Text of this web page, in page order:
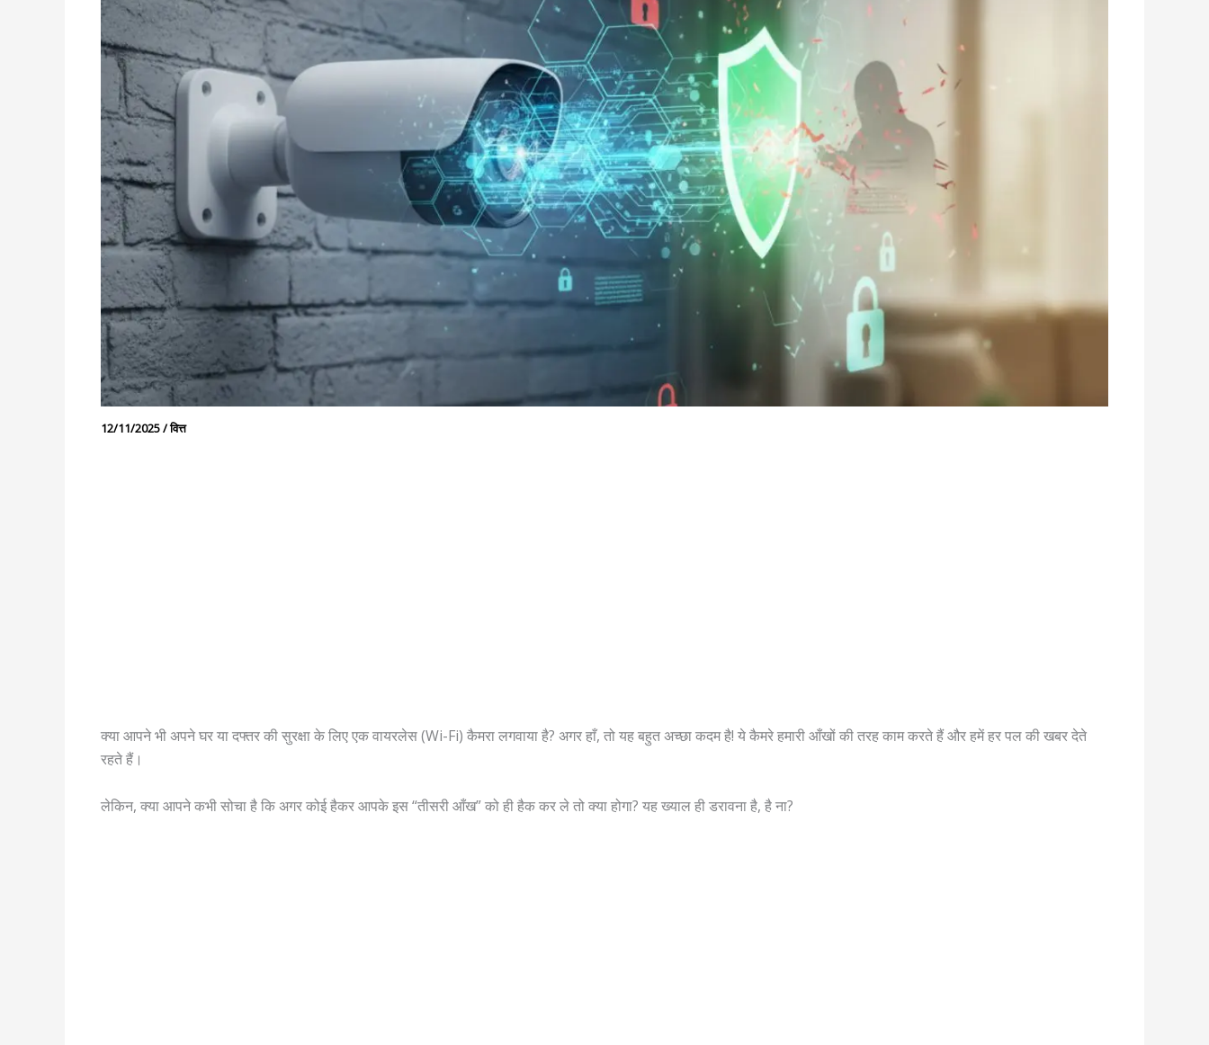
12/11/2025/वित्त
क्या आपने भी अपने घर या दफ्तर की सुरक्षा के लिए एक वायरलेस (Wi-Fi) कैमरा लगवाया है? अगर हाँ, तो यह बहुत अच्छा कदम है! ये कैमरे हमारी आँखों की तरह काम करते हैं और हमें हर पल की खबर देते
रहते हैं।
लेकिन, क्या आपने कभी सोचा है कि अगर कोई हैकर आपके इस “तीसरी आँख” को ही हैक कर ले तो क्या होगा? यह ख्याल ही डरावना है, है ना?